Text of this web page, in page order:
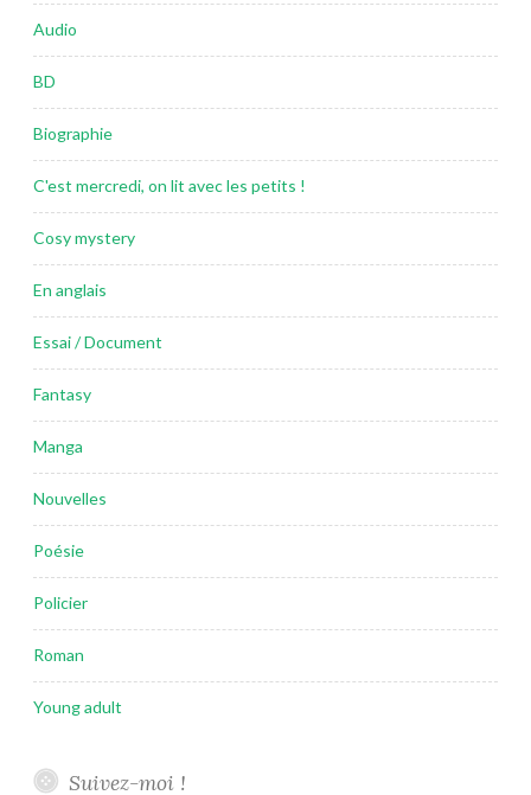
Audio
BD
Biographie
C'est mercredi, on lit avec les petits !
Cosy mystery
En anglais
Essai / Document
Fantasy
Manga
Nouvelles
Poésie
Policier
Roman
Young adult
Suivez-moi !